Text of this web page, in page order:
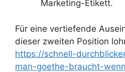
Marketing-Etikett.
Für eine vertiefende
dieser zweiten Position
https://schnell-
man-goethe-braucht-